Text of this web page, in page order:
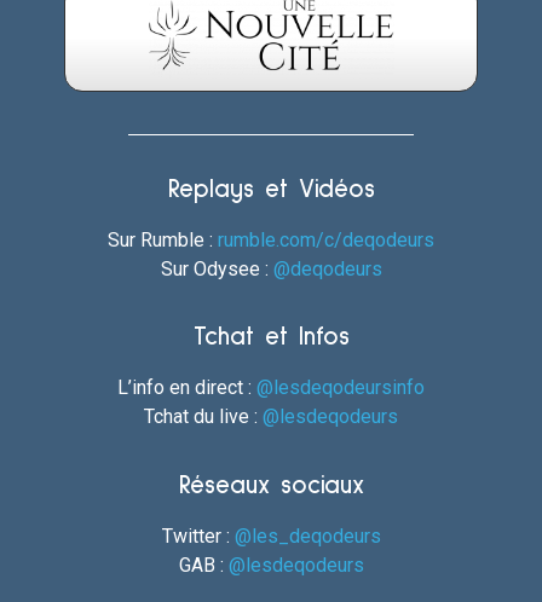
Replays et Vidéos
Sur Rumble : rumble.com/c/deqodeurs
Sur Odysee : @deqodeurs
Tchat et Infos
L’info en direct : @lesdeqodeursinfo
Tchat du live : @lesdeqodeurs
Réseaux sociaux
Twitter : @les_deqodeurs
GAB : @lesdeqodeurs